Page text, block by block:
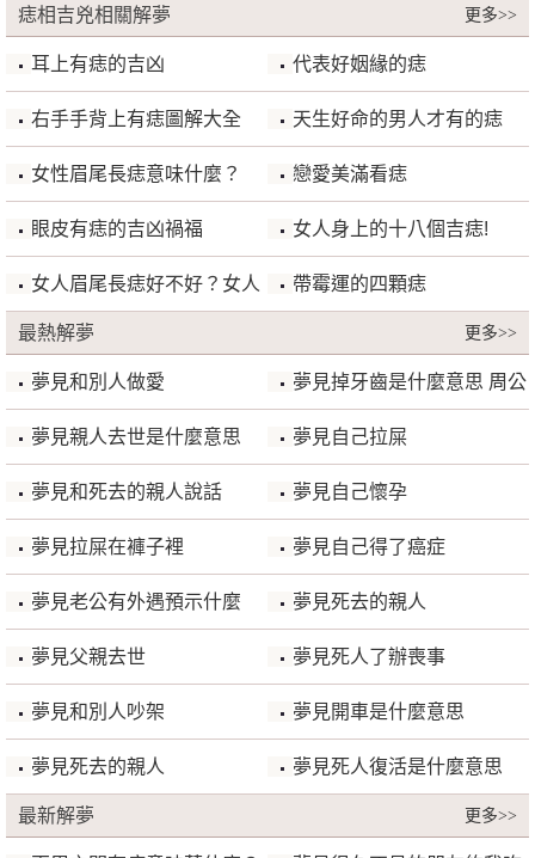
更多>>
痣相吉兇相關解夢
耳上有痣的吉凶 代表好姻緣的痣
右手手背上有痣圖解大全 天生好命的男人才有的痣
女性眉尾長痣意味什麼？ 戀愛美滿看痣
眼皮有痣的吉凶禍福 女人身上的十八個吉痣!
女人眉尾長痣好不好？女人
嘴角有痣預示什麼?
帶霉運的四顆痣
更多>>
最熱解夢
夢見和別人做愛 夢見掉牙齒是什麼意思 周公
解夢
夢見親人去世是什麼意思 夢見自己拉屎
夢見和死去的親人說話 夢見自己懷孕
夢見拉屎在褲子裡 夢見自己得了癌症
夢見老公有外遇預示什麼 夢見死去的親人
夢見父親去世 夢見死人了辦喪事
夢見和別人吵架 夢見開車是什麼意思
夢見死去的親人 夢見死人復活是什麼意思
更多>>
最新解夢